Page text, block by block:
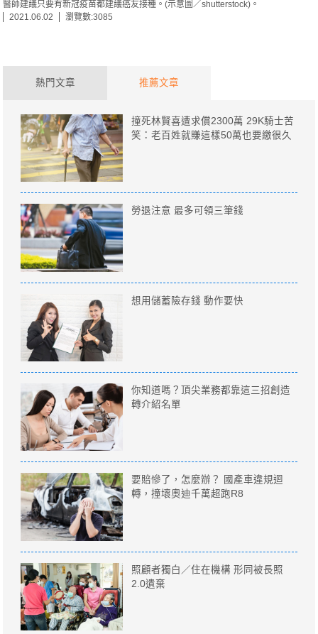
醫師建議只要有新冠疫苗都建議癌友接種。(示意圖／shutterstock)。
2021.06.02
瀏覽數:3085
熱門文章 推薦文章
撞死林賢喜遭求償2300萬 29K騎士苦
笑：老百姓就賺這樣50萬也要繳很久
勞退注意 最多可領三筆錢
想用儲蓄險存錢 動作要快
你知道嗎？頂尖業務都靠這三招創造
轉介紹名單
要賠慘了，怎麼辦？ 國產車違規迴
轉，撞壞奧迪千萬超跑R8
照顧者獨白／住在機構 形同被長照
2.0遺棄